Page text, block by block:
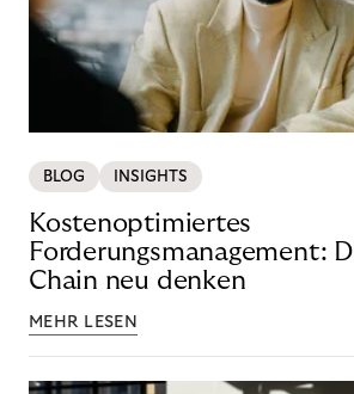
BLOG INSIGHTS
Kostenoptimiertes
Forderungsmanagement:
Chain neu denken
MEHR LESEN